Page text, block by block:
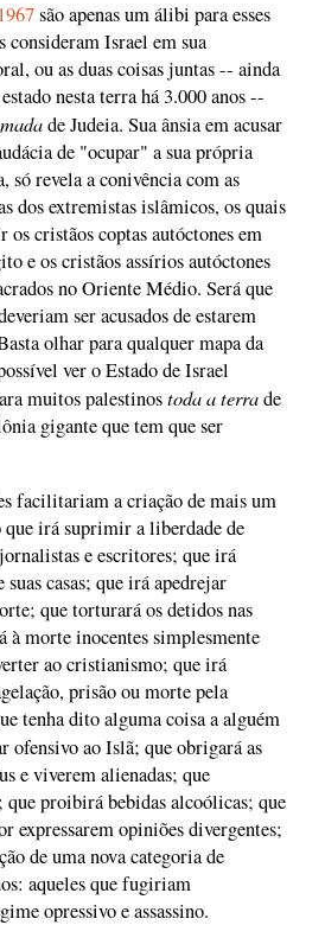
são apenas um álibi para esses
consideram Israel em sua
ou as duas coisas juntas -- ainda
nesta terra há 3.000 anos --
de Judeia. Sua ânsia em acusar
de "ocupar" a sua própria
revela a conivência com as
dos extremistas islâmicos, os quais
os cristãos coptas autóctones em
e os cristãos assírios autóctones
no Oriente Médio. Será que
ser acusados de estarem
olhar para qualquer mapa da
ver o Estado de Israel
muitos palestinostoda a terrade
gigante que tem que ser
facilitariam a criação de mais um
que irá suprimir a liberdade de
e escritores; que irá
casas; que irá apedrejar
que torturará os detidos nas
à morte inocentes simplesmente
ao cristianismo; que irá
prisão ou morte pela
tenha dito alguma coisa a alguém
ofensivo ao Islã; que obrigará as
e viverem alienadas; que
proibirá bebidas alcoólicas; que
expressarem opiniões divergentes;
de uma nova categoria de
aqueles que fugiriam
opressivo e assassino.